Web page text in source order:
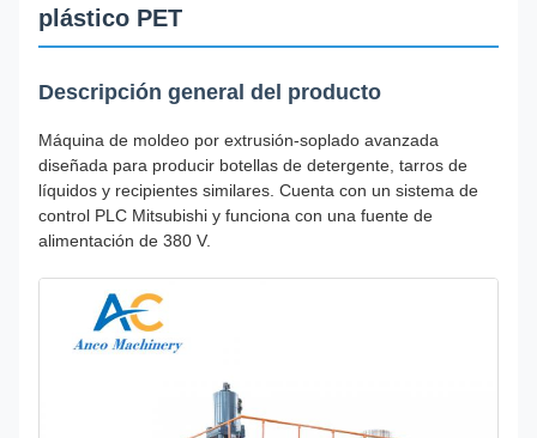
plástico PET
Descripción general del producto
Máquina de moldeo por extrusión-soplado avanzada
diseñada para producir botellas de detergente, tarros de
líquidos y recipientes similares. Cuenta con un sistema de
control PLC Mitsubishi y funciona con una fuente de
alimentación de 380 V.